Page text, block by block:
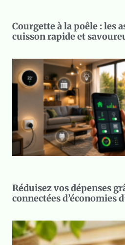
Courgette à la poêle : les
cuisson rapide et
Réduisez vos dépenses
connectées d’économies